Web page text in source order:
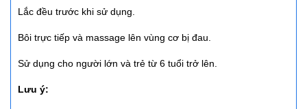
Lắc đều trước khi sử dụng.
Bôi trực tiếp và massage lên vùng cơ bị đau.
Sử dụng cho người lớn và trẻ từ 6 tuổi trở lên.
Lưu ý: